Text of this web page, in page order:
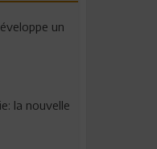
un
la nouvelle